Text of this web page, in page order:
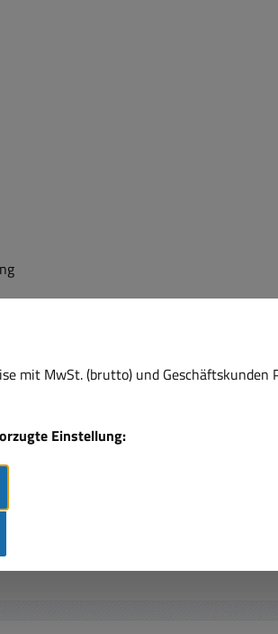
mit MwSt. (brutto) und Geschäftskunden
Einstellung: